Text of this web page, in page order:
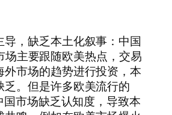
导，缺乏本土化叙事：中国
场主要跟随欧美热点，交易
外市场的趋势进行投资，本
乏。但是许多欧美流行的
国市场缺乏认知度，导致本